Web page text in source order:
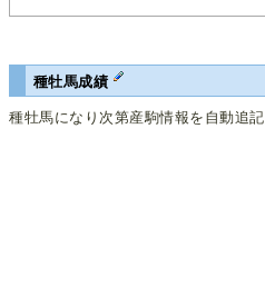
種牡馬成績
種牡馬になり次第産駒情報を自動追記